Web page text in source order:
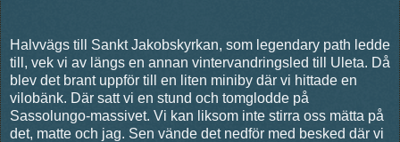
Halvvägs till Sankt Jakobskyrkan, som legendary path ledde
till, vek vi av längs en annan vintervandringsled till Uleta. Då
blev det brant uppför till en liten miniby där vi hittade en
vilobänk. Där satt vi en stund och tomglodde på
Sassolungo-massivet. Vi kan liksom inte stirra oss mätta på
det, matte och jag. Sen vände det nedför med besked där vi